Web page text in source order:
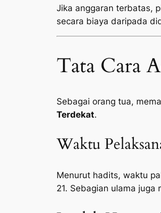
Jika anggaran terbatas,
secara biaya daripada
Tata Cara
Sebagai orang tua,
Terdekat.
Waktu
Menurut hadits, waktu
21. Sebagian ulama